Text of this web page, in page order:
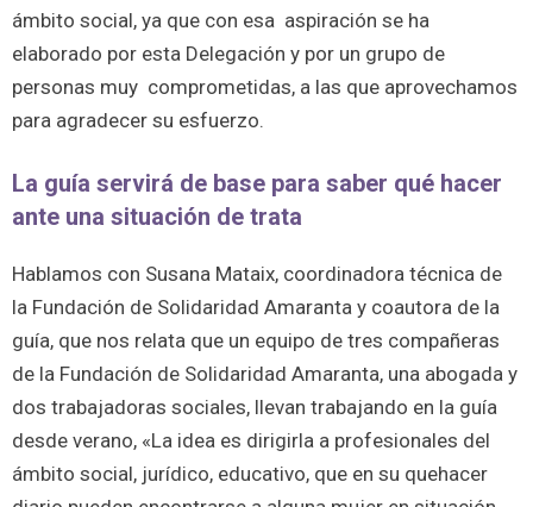
ámbito social, ya que con esa aspiración se ha
elaborado por esta Delegación y por un grupo de
personas muy comprometidas, a las que aprovechamos
para agradecer su esfuerzo.
La guía servirá de base para saber qué hacer
ante una situación de trata
Hablamos con Susana Mataix, coordinadora técnica de
la Fundación de Solidaridad Amaranta y coautora de la
guía, que nos relata que un equipo de tres compañeras
de la Fundación de Solidaridad Amaranta, una abogada y
dos trabajadoras sociales, llevan trabajando en la guía
desde verano, «La idea es dirigirla a profesionales del
ámbito social, jurídico, educativo, que en su quehacer